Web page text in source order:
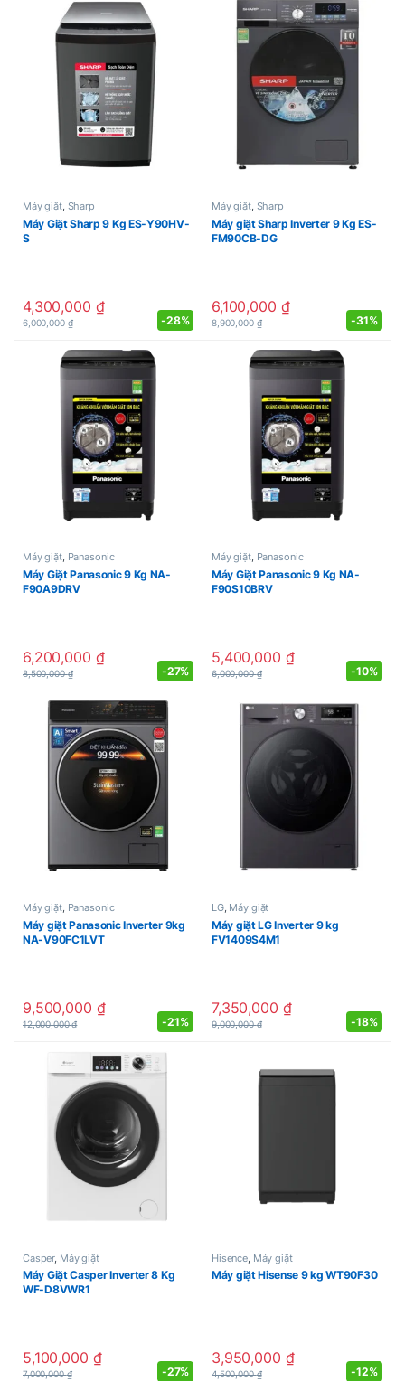
Máy giặt, Sharp
Máy Giặt Sharp 9 Kg ES-Y90HV-
S
4,300,000 ₫
6,000,000₫ -28%
Máy giặt, Sharp
Máy giặt Sharp Inverter 9 Kg ES-
FM90CB-DG
6,100,000 ₫
8,900,000₫ -31%
Máy giặt, Panasonic
Máy Giặt Panasonic 9 Kg NA-
F90A9DRV
6,200,000 ₫
8,500,000₫ -27%
Máy giặt, Panasonic
Máy Giặt Panasonic 9 Kg NA-
F90S10BRV
5,400,000 ₫
6,000,000₫ -10%
Máy giặt, Panasonic
Máy giặt Panasonic Inverter 9kg
NA-V90FC1LVT
9,500,000 ₫
12,000,000₫ -21%
LG, Máy giặt
Máy giặt LG Inverter 9 kg
FV1409S4M1
7,350,000 ₫
9,000,000₫ -18%
Casper, Máy giặt
Máy Giặt Casper Inverter 8 Kg
WF-D8VWR1
5,100,000 ₫
7,000,000₫ -27%
Hisence Máy giặt
Máy giặt Hisense 9 kg WT90F30
3,950,000 ₫
4,500,000₫ -12%